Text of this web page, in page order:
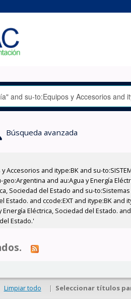
Búsqueda avanzada
and itype:BK and su-
and au:Agua y Energía
Sociedad del Estado and su-
and ccode:EXT and itype:BK and
Eléctrica, Sociedad del Estado.
Estado.'
Limpiar todo | Seleccionar títulos